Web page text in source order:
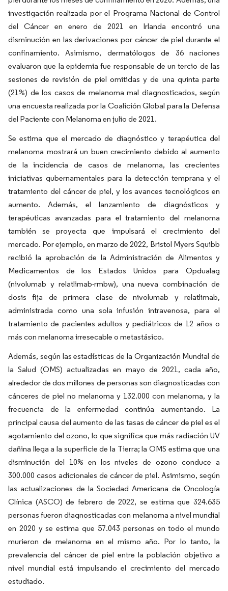
investigación realizada por el Programa Nacional de Control
del Cáncer en enero de 2021 en Irlanda encontró una
disminución en las derivaciones por cáncer de piel durante el
confinamiento. Asimismo, dermatólogos de 36 naciones
evaluaron que la epidemia fue responsable de un tercio de las
sesiones de revisión de piel omitidas y de una quinta parte
(21%) de los casos de melanoma mal diagnosticados, según
una encuesta realizada por la Coalición Global para la Defensa
del Paciente con Melanoma en julio de 2021.
Se estima que el mercado de diagnóstico y terapéutica del
melanoma mostrará un buen crecimiento debido al aumento
de la incidencia de casos de melanoma, las crecientes
iniciativas gubernamentales para la detección temprana y el
tratamiento del cáncer de piel, y los avances tecnológicos en
aumento. Además, el lanzamiento de diagnósticos y
terapéuticas avanzadas para el tratamiento del melanoma
también se proyecta que impulsará el crecimiento del
mercado. Por ejemplo, en marzo de 2022, Bristol Myers Squibb
recibió la aprobación de la Administración de Alimentos y
Medicamentos de los Estados Unidos para Opdualag
(nivolumab y relatlimab-rmbw), una nueva combinación de
dosis fija de primera clase de nivolumab y relatlimab,
administrada como una sola infusión intravenosa, para el
tratamiento de pacientes adultos y pediátricos de 12 años o
más con melanoma irresecable o metastásico.
Además, según las estadísticas de la Organización Mundial de
la Salud (OMS) actualizadas en mayo de 2021, cada año,
alrededor de dos millones de personas son diagnosticadas con
cánceres de piel no melanoma y 132.000 con melanoma, y la
frecuencia de la enfermedad continúa aumentando. La
principal causa del aumento de las tasas de cáncer de piel es el
agotamiento del ozono, lo que significa que más radiación UV
dañina llega a la superficie de la Tierra; la OMS estima que una
disminución del 10% en los niveles de ozono conduce a
300.000 casos adicionales de cáncer de piel. Asimismo, según
las actualizaciones de la Sociedad Americana de Oncología
Clínica (ASCO) de febrero de 2022, se estima que 324.635
personas fueron diagnosticadas con melanoma a nivel mundial
en 2020 y se estima que 57.043 personas en todo el mundo
murieron de melanoma en el mismo año. Por lo tanto, la
prevalencia del cáncer de piel entre la población objetivo a
nivel mundial está impulsando el crecimiento del mercado
estudiado.